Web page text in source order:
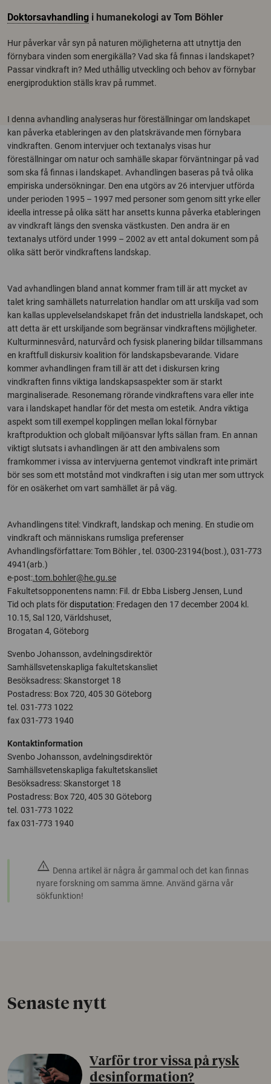
Doktorsavhandling i humanekologi av Tom Böhler
Hur påverkar vår syn på naturen möjligheterna att utnyttja den
förnybara vinden som energikälla? Vad ska få finnas i landskapet?
Passar vindkraft in? Med uthållig utveckling och behov av förnybar
energiproduktion ställs krav på rummet.
I denna avhandling analyseras hur föreställningar om landskapet
kan påverka etableringen av den platskrävande men förnybara
vindkraften. Genom intervjuer och textanalys visas hur
föreställningar om natur och samhälle skapar förväntningar på vad
som ska få finnas i landskapet. Avhandlingen baseras på två olika
empiriska undersökningar. Den ena utgörs av 26 intervjuer utförda
under perioden 1995 – 1997 med personer som genom sitt yrke eller
ideella intresse på olika sätt har ansetts kunna påverka etableringen
av vindkraft längs den svenska västkusten. Den andra är en
textanalys utförd under 1999 – 2002 av ett antal dokument som på
olika sätt berör vindkraftens landskap.
Vad avhandlingen bland annat kommer fram till är att mycket av
talet kring samhällets naturrelation handlar om att urskilja vad som
kan kallas upplevelselandskapet från det industriella landskapet, och
att detta är ett urskiljande som begränsar vindkraftens möjligheter.
Kulturminnesvård, naturvård och fysisk planering bildar tillsammans
en kraftfull diskursiv koalition för landskapsbevarande. Vidare
kommer avhandlingen fram till är att det i diskursen kring
vindkraften finns viktiga landskapsaspekter som är starkt
marginaliserade. Resonemang rörande vindkraftens vara eller inte
vara i landskapet handlar för det mesta om estetik. Andra viktiga
aspekt som till exempel kopplingen mellan lokal förnybar
kraftproduktion och globalt miljöansvar lyfts sällan fram. En annan
viktigt slutsats i avhandlingen är att den ambivalens som
framkommer i vissa av intervjuerna gentemot vindkraft inte primärt
bör ses som ett motstånd mot vindkraften i sig utan mer som uttryck
för en osäkerhet om vart samhället är på väg.
Avhandlingens titel: Vindkraft, landskap och mening. En studie om
vindkraft och människans rumsliga preferenser
Avhandlingsförfattare: Tom Böhler , tel. 0300-23194(bost.), 031-773
4941(arb.)
e-post:.tom.bohler@he.gu.se
Fakultetsopponentens namn: Fil. dr Ebba Lisberg Jensen, Lund
Tid och plats fördisputation: Fredagen den 17 december 2004 kl.
10.15, Sal 120, Världshuset,
Brogatan 4, Göteborg
Svenbo Johansson, avdelningsdirektör
Samhällsvetenskapliga fakultetskansliet
Besöksadress: Skanstorget 18
Postadress: Box 720, 405 30 Göteborg
tel. 031-773 1022
fax 031-773 1940
Kontaktinformation
Svenbo Johansson, avdelningsdirektör
Samhällsvetenskapliga fakultetskansliet
Besöksadress: Skanstorget 18
Postadress: Box 720, 405 30 Göteborg
tel. 031-773 1022
fax 031-773 1940
warning Denna artikel är några år gammal och det kan finnas
nyare forskning om samma ämne. Använd gärna vår
sökfunktion!
Senaste nytt
Varför tror vissa på rysk
desinformation?